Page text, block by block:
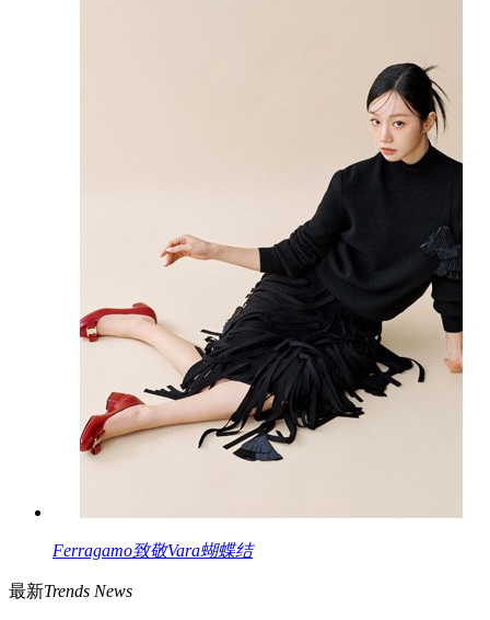
Ferragamo致敬Vara蝴蝶结
最新Trends News